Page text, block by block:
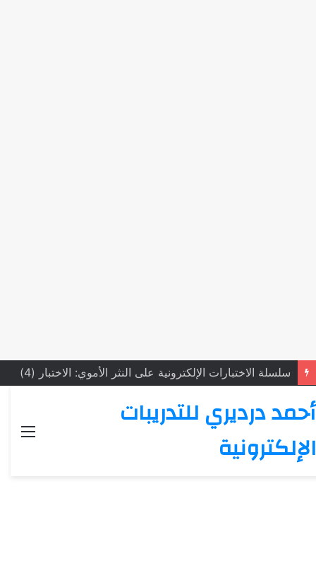
سلسلة الاختبارات الإلكترونية على النثر الأموي: الاختبار (4)
أحمد درديري للتدريبات
الإلكترونية